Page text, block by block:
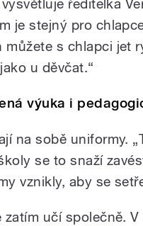
ředitelka
je stejný pro
můžete s chlapci jet
u děvčat.“
výuka i
na sobě uniformy.
se to snaží
vznikly, aby se
zatím učí společně.